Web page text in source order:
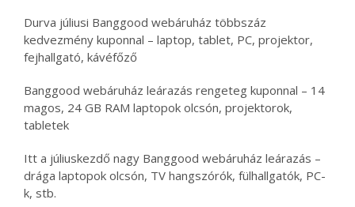
Durva júliusi Banggood webáruház többszáz
kedvezmény kuponnal – laptop, tablet, PC, projektor,
fejhallgató, kávéfőző
Banggood webáruház leárazás rengeteg kuponnal – 14
magos, 24 GB RAM laptopok olcsón, projektorok,
tabletek
Itt a júliuskezdő nagy Banggood webáruház leárazás –
drága laptopok olcsón, TV hangszórók, fülhallgatók, PC-
k, stb.